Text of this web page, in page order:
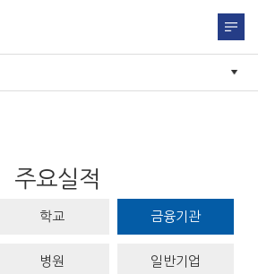
주요실적
학교 금융기관
병원 일반기업